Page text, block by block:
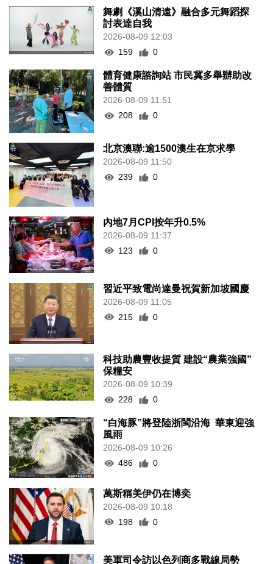
舞劇《溪山清遠》融合多元舞蹈探
討表達自我
2026-08-09 12:03
159
0
體育健康諮詢站 市民冀多舉辦助改
善體質
2026-08-09 11:51
208
0
北京澳聯:逾1500澳生在京求學
2026-08-09 11:50
239
0
內地7月CPI按年升0.5%
2026-08-09 11:37
123
0
習近平致電尚達曼祝賀新加坡國慶
2026-08-09 11:05
215
0
科技助農豐收提質 建設“農業強國”
保糧安
2026-08-09 10:39
228
0
“白海豚”將登陸浙閩沿海 華東迎強
風雨
2026-08-09 10:26
486
0
萬斯稱美伊仍在博奕
2026-08-09 10:18
198
0
美軍司令訪以色列商多戰線局勢